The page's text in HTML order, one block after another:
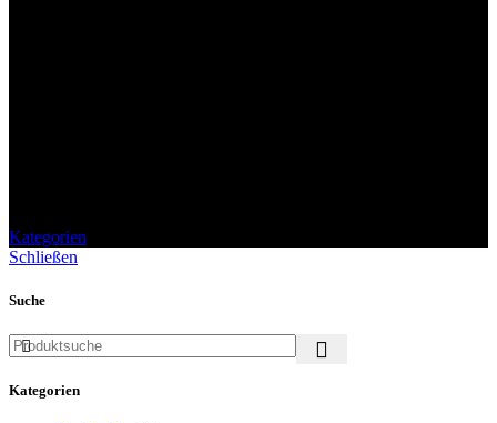
Kategorien
Schließen
Suche
Kategorien